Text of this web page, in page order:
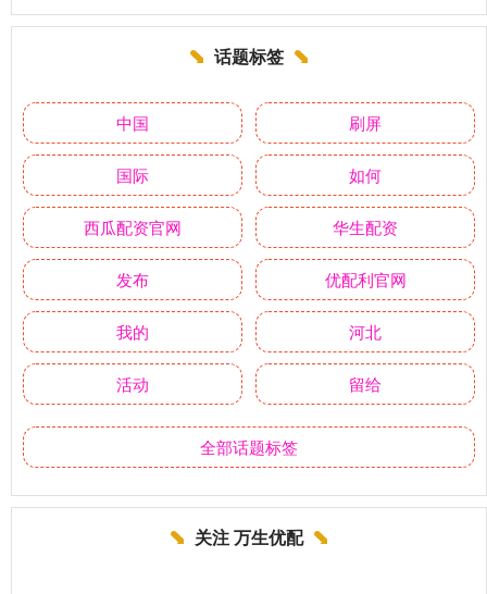
话题标签
中国 刷屏
国际 如何
西瓜配资官网 华生配资
发布 优配利官网
我的 河北
活动 留给
全部话题标签
关注 万生优配